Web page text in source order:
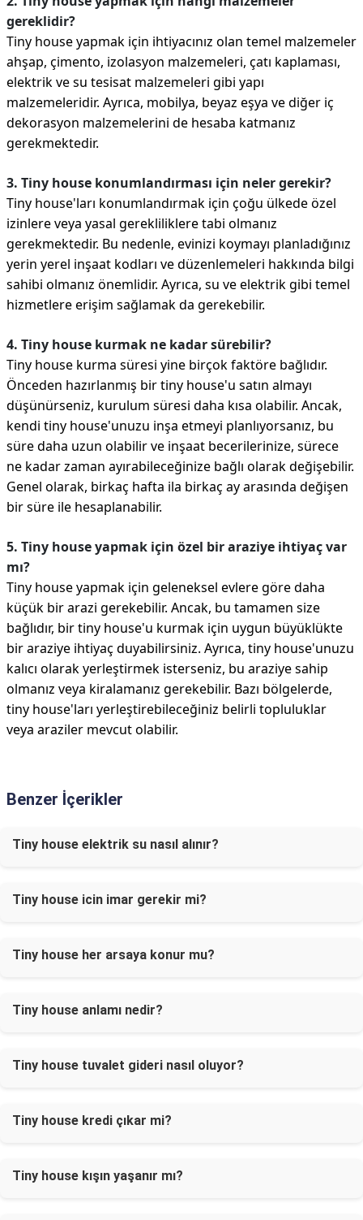
gereklidir?
Tiny house yapmak için ihtiyacınız olan temel malzemeler
ahşap, çimento, izolasyon malzemeleri, çatı kaplaması,
elektrik ve su tesisat malzemeleri gibi yapı
malzemeleridir. Ayrıca, mobilya, beyaz eşya ve diğer iç
dekorasyon malzemelerini de hesaba katmanız
gerekmektedir.
3. Tiny house konumlandırması için neler gerekir?
Tiny house'ları konumlandırmak için çoğu ülkede özel
izinlere veya yasal gerekliliklere tabi olmanız
gerekmektedir. Bu nedenle, evinizi koymayı planladığınız
yerin yerel inşaat kodları ve düzenlemeleri hakkında bilgi
sahibi olmanız önemlidir. Ayrıca, su ve elektrik gibi temel
hizmetlere erişim sağlamak da gerekebilir.
4. Tiny house kurmak ne kadar sürebilir?
Tiny house kurma süresi yine birçok faktöre bağlıdır.
Önceden hazırlanmış bir tiny house'u satın almayı
düşünürseniz, kurulum süresi daha kısa olabilir. Ancak,
kendi tiny house'unuzu inşa etmeyi planlıyorsanız, bu
süre daha uzun olabilir ve inşaat becerilerinize, sürece
ne kadar zaman ayırabileceğinize bağlı olarak değişebilir.
Genel olarak, birkaç hafta ila birkaç ay arasında değişen
bir süre ile hesaplanabilir.
5. Tiny house yapmak için özel bir araziye ihtiyaç var
mı?
Tiny house yapmak için geleneksel evlere göre daha
küçük bir arazi gerekebilir. Ancak, bu tamamen size
bağlıdır, bir tiny house'u kurmak için uygun büyüklükte
bir araziye ihtiyaç duyabilirsiniz. Ayrıca, tiny house'unuzu
kalıcı olarak yerleştirmek isterseniz, bu araziye sahip
olmanız veya kiralamanız gerekebilir. Bazı bölgelerde,
tiny house'ları yerleştirebileceğiniz belirli topluluklar
veya araziler mevcut olabilir.
Benzer İçerikler
Tiny house elektrik su nasıl alınır?
Tiny house icin imar gerekir mi?
Tiny house her arsaya konur mu?
Tiny house anlamı nedir?
Tiny house tuvalet gideri nasıl oluyor?
Tiny house kredi çıkar mi?
Tiny house kışın yaşanır mı?